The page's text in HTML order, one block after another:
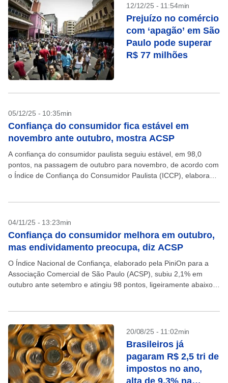
12/12/25 - 11:54min
Prejuízo no comércio
com ‘apagão’ em São
Paulo pode superar
R$ 77 milhões
05/12/25 - 10:35min
Confiança do consumidor fica estável em
novembro ante outubro, mostra ACSP
A confiança do consumidor paulista seguiu estável, em 98,0
pontos, na passagem de outubro para novembro, de acordo com
o Índice de Confiança do Consumidor Paulista (ICCP), elaborado
04/11/25 - 13:23min
Confiança do consumidor melhora em outubro,
mas endividamento preocupa, diz ACSP
O Índice Nacional de Confiança, elaborado pela PiniOn para a
Associação Comercial de São Paulo (ACSP), subiu 2,1% em
outubro ante setembro e atingiu 98 pontos, ligeiramente abaixo
20/08/25 - 11:02min
Brasileiros já
pagaram R$ 2,5 tri de
impostos no ano,
alta de 9,3% na